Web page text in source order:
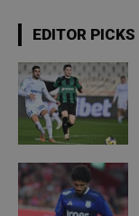
EDITOR PICKS